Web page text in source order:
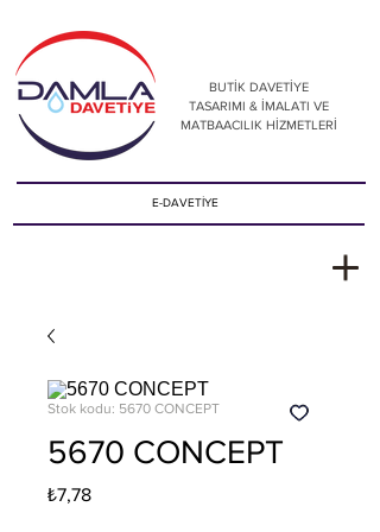
BUTİK DAVETİYE
TASARIMI & İMALATI VE
MATBAACILIK HİZMETLERİ
E-DAVETİYE
Stok kodu: 5670 CONCEPT
5670 CONCEPT
₺7,78Fiyat